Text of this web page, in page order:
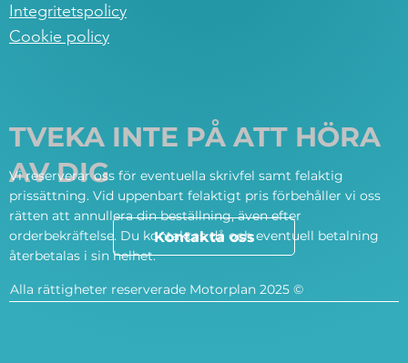
Integritetspolicy
Cookie policy
TVEKA INTE PÅ ATT HÖRA
AV DIG
Kontakta oss
Vi reserverar oss för eventuella skrivfel samt felaktig
prissättning. Vid uppenbart felaktigt pris förbehåller vi oss
rätten att annullera din beställning, även efter
orderbekräftelse. Du kontaktas då och eventuell betalning
återbetalas i sin helhet.
Alla rättigheter reserverade Motorplan 2025 ©